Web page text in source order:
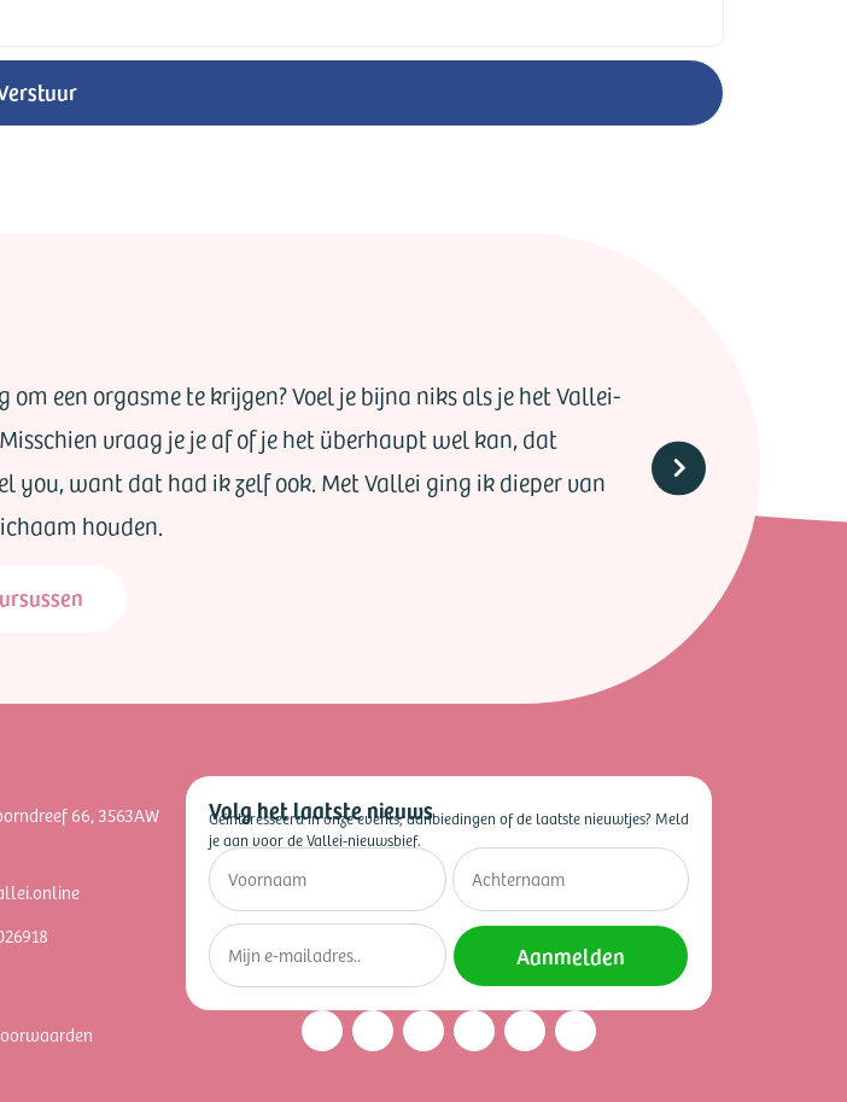
om een orgasme te krijgen? Voel je bijna niks als je het Vallei-
vraag je je af of je het überhaupt wel kan, dat
you, want dat had ik zelf ook. Met Vallei ging ik dieper van
houden.
66, 3563AW
Volg het laatste nieuws
Geïnteresseerd in onze events, aanbiedingen of de laatste nieuwtjes? Meld
je aan voor de Vallei-nieuwsbief.
Aanmelden